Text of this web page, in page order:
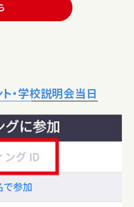
・学校説明会当日